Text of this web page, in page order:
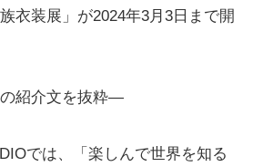
衣装展」が2024年3月3日まで開
紹介文を抜粋—
では、「楽しんで世界を知る